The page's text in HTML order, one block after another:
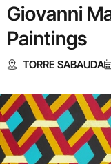
Giovanni
Paintings
TORRE SABAUDA